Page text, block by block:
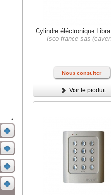
Cylindre éléctronique
Iseo france sas
Nous consulter
Voir le produit